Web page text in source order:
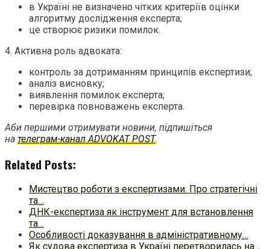
в Україні не визначено чітких критеріїв оцінки
алгоритму дослідження експерта;
це створює ризики помилок.
4. Активна роль адвоката:
контроль за дотриманням принципів експертизи;
аналіз висновку;
виявлення помилок експерта;
перевірка повноважень експерта.
Аби першими отримувати новини, підпишіться
на телеграм-канал ADVOKAT POST.
Related Posts:
Мистецтво роботи з експертизами. Про стратегічні
та…
ДНК-експертиза як інструмент для встановлення
та…
Особливості доказування в адміністративному…
Як судова експертиза в Україні перетворилась на…